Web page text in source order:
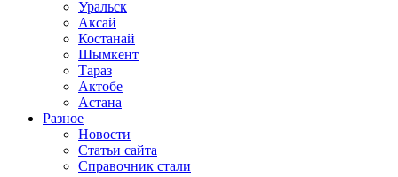
Уральск
Аксай
Костанай
Шымкент
Тараз
Актобе
Астана
Разное
Новости
Статьи сайта
Справочник стали